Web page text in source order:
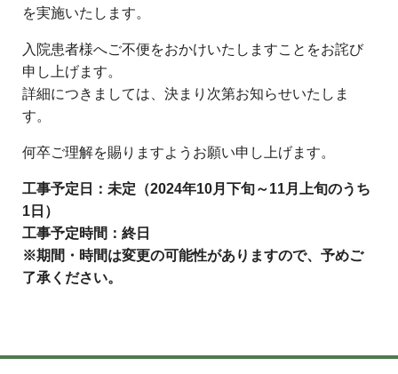
を実施いたします。
入院患者様へご不便をおかけいたしますことをお詫び
申し上げます。
詳細につきましては、決まり次第お知らせいたしま
す。
何卒ご理解を賜りますようお願い申し上げます。
工事予定日：未定（2024年10月下旬～11月上旬のうち
1日）
工事予定時間：終日
※期間・時間は変更の可能性がありますので、予めご
了承ください。